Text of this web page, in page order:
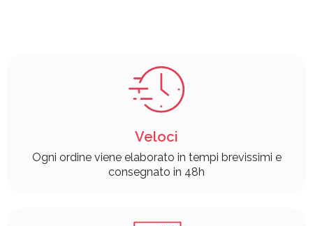
Veloci
Ogni ordine viene elaborato in tempi brevissimi e
consegnato in 48h